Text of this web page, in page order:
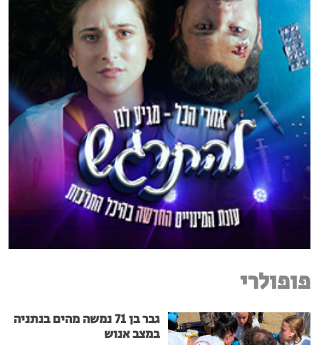
פופולרי
גבר בן 71 נמשה מהים בנתניה
במצב אנוש